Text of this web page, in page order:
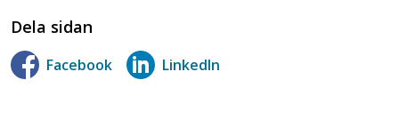
Dela sidan
Facebook LinkedIn